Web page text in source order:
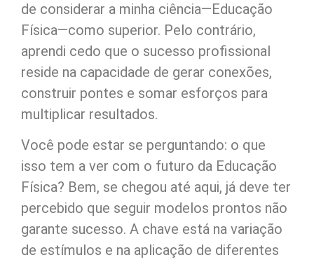
de considerar a minha ciência—Educação
Física—como superior. Pelo contrário,
aprendi cedo que o sucesso profissional
reside na capacidade de gerar conexões,
construir pontes e somar esforços para
multiplicar resultados.
Você pode estar se perguntando: o que
isso tem a ver com o futuro da Educação
Física? Bem, se chegou até aqui, já deve ter
percebido que seguir modelos prontos não
garante sucesso. A chave está na variação
de estímulos e na aplicação de diferentes